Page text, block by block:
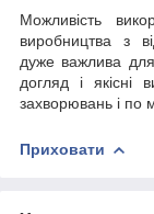
Можливість
виробництва з
дуже важлива
догляд і якісні
захворювань і по
Приховати